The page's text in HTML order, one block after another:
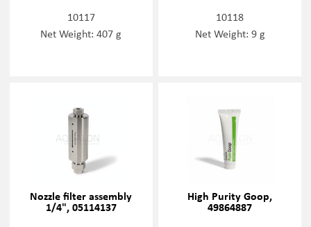
10117
Net Weight: 407 g
10118
Net Weight: 9 g
Nozzle filter assembly
1/4", 05114137
High Purity Goop,
49864887